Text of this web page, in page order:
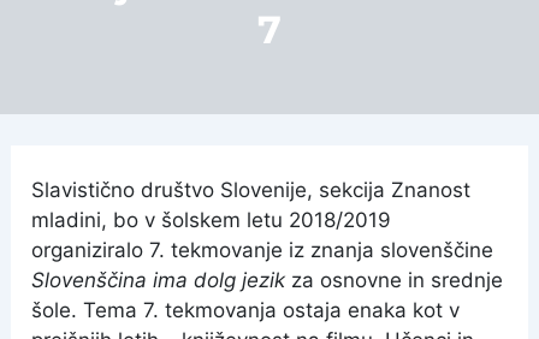
7
Slavistično društvo Slovenije, sekcija Znanost
mladini, bo v šolskem letu 2018/2019
organiziralo 7. tekmovanje iz znanja slovenščine
Slovenščina ima dolg jezik za osnovne in srednje
šole. Tema 7. tekmovanja ostaja enaka kot v